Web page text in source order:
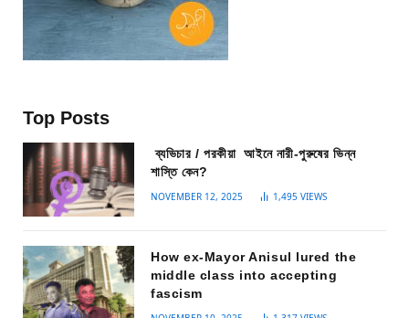
Top Posts
ব্যভিচার / পরকীয়া আইনে নারী-পুরুষের ভিন্ন
শাস্তি কেন?
NOVEMBER 12, 2025 1,495 VIEWS
How ex-Mayor Anisul lured the
middle class into accepting
fascism